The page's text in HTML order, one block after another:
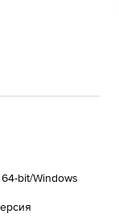
bit/Windows